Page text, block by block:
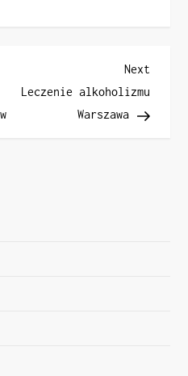
Next
Post
Next
Leczenie alkoholizmu
Warszawa